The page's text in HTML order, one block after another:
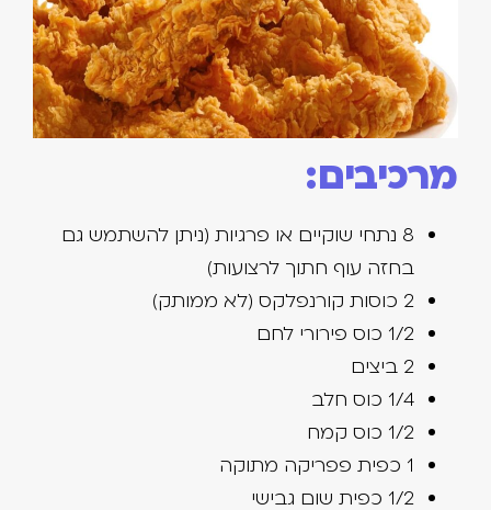
מרכיבים:
8 נתחי שוקיים או פרגיות (ניתן להשתמש גם
בחזה עוף חתוך לרצועות)
2 כוסות קורנפלקס (לא ממותק)
1/2 כוס פירורי לחם
2 ביצים
1/4 כוס חלב
1/2 כוס קמח
1/2 כפית שום גבישי